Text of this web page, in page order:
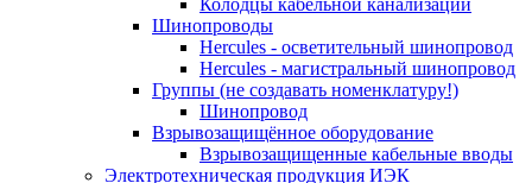
Шинопроводы
Hercules - осветительный шинопровод
Hercules - магистральный шинопровод
Группы (не создавать номенклатуру!)
Шинопровод
Взрывозащищённое оборудование
Взрывозащищенные кабельные вводы
Электротехническая продукция ИЭК